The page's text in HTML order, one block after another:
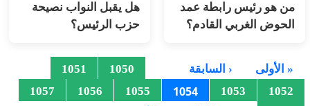
من هو رئيس رابطة عمد
الحوض الغربي القادم؟
هل يقبل النواب نصيحة
حزب الرئيس؟
الصفحات
« الأولى ‹ السابقة 1050
1051
1052
1053
1054
1055
1056
1057